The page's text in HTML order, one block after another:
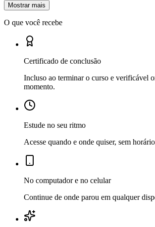
Mostrar mais
O que você recebe
Certificado de conclusão
Incluso ao terminar o curso e verificável
momento.
Estude no seu ritmo
Acesse quando e onde quiser, sem
No computador e no celular
Continue de onde parou em qualquer